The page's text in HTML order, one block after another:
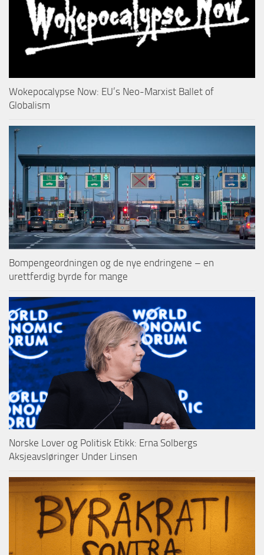
Wokepocalypse Now: EU’s Neo-Marxist Ballet of
Globalism
Bompengeordningen og de nye endringene – en
urettferdig byrde for mange
Norske Lover og Politisk Etikk: Erna Solbergs
Aksjeavsløringer Under Linsen